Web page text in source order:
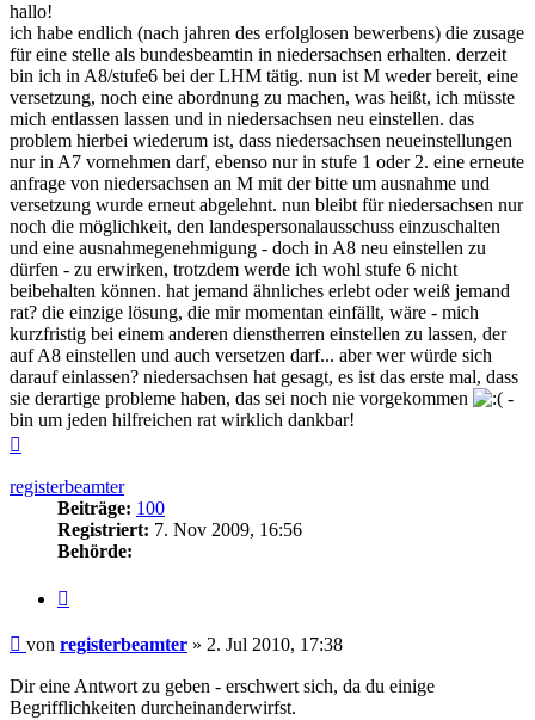
hallo!
ich habe endlich (nach jahren des erfolglosen bewerbens) die zusage
für eine stelle als bundesbeamtin in niedersachsen erhalten. derzeit
bin ich in A8/stufe6 bei der LHM tätig. nun ist M weder bereit, eine
versetzung, noch eine abordnung zu machen, was heißt, ich müsste
mich entlassen lassen und in niedersachsen neu einstellen. das
problem hierbei wiederum ist, dass niedersachsen neueinstellungen
nur in A7 vornehmen darf, ebenso nur in stufe 1 oder 2. eine erneute
anfrage von niedersachsen an M mit der bitte um ausnahme und
versetzung wurde erneut abgelehnt. nun bleibt für niedersachsen nur
noch die möglichkeit, den landespersonalausschuss einzuschalten
und eine ausnahmegenehmigung - doch in A8 neu einstellen zu
dürfen - zu erwirken, trotzdem werde ich wohl stufe 6 nicht
beibehalten können. hat jemand ähnliches erlebt oder weiß jemand
rat? die einzige lösung, die mir momentan einfällt, wäre - mich
kurzfristig bei einem anderen dienstherren einstellen zu lassen, der
auf A8 einstellen und auch versetzen darf... aber wer würde sich
darauf einlassen? niedersachsen hat gesagt, es ist das erste mal, dass
sie derartige probleme haben, das sei noch nie vorgekommen
-
bin um jeden hilfreichen rat wirklich dankbar!
registerbeamter
Beiträge: 100
Registriert: 7. Nov 2009, 16:56
Behörde:
Beitrag
von registerbeamter » 2. Jul 2010, 17:38
Dir eine Antwort zu geben - erschwert sich, da du einige
Begrifflichkeiten durcheinanderwirfst.